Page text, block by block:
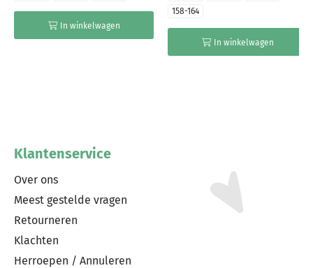
In winkelwagen
158-164
In winkelwagen
Klantenservice
Over ons
Meest gestelde vragen
Retourneren
Klachten
Herroepen / Annuleren